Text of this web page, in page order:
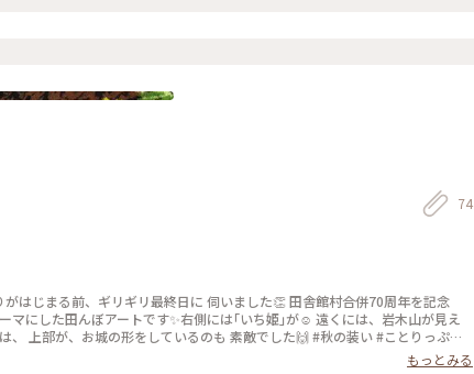
74
んぼアートです✨️右側には｢いち姫｣が☺️ 遠くには、岩木山が見え
お城の形をしているのも 素敵でした🙌 #秋の装い #ことりっぷと
もっとみる